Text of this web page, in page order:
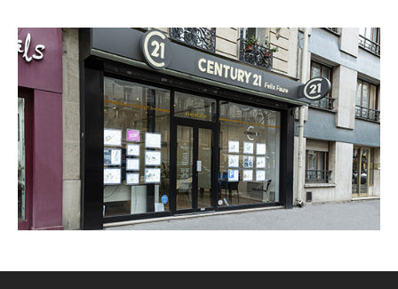
CENTURY 21 Immoside Felix Faure
32 avenue Félix Faure
PARIS - 75015
Envoyer un message
Téléphoner à l'agence